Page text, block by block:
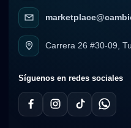
Carrera 26 #30-09,
Síguenos en redes sociales